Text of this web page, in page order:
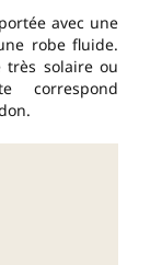
avec une
robe fluide.
très solaire ou
correspond